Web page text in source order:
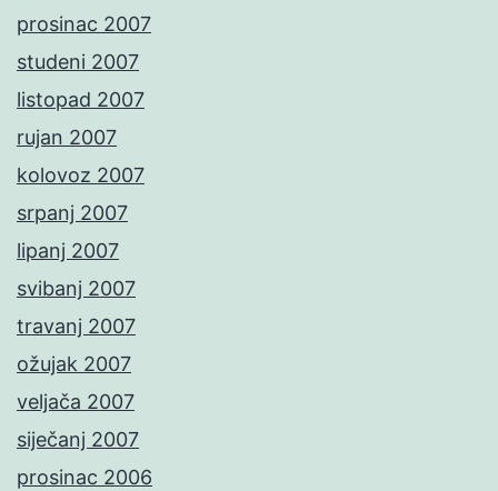
prosinac 2007
studeni 2007
listopad 2007
rujan 2007
kolovoz 2007
srpanj 2007
lipanj 2007
svibanj 2007
travanj 2007
ožujak 2007
veljača 2007
siječanj 2007
prosinac 2006